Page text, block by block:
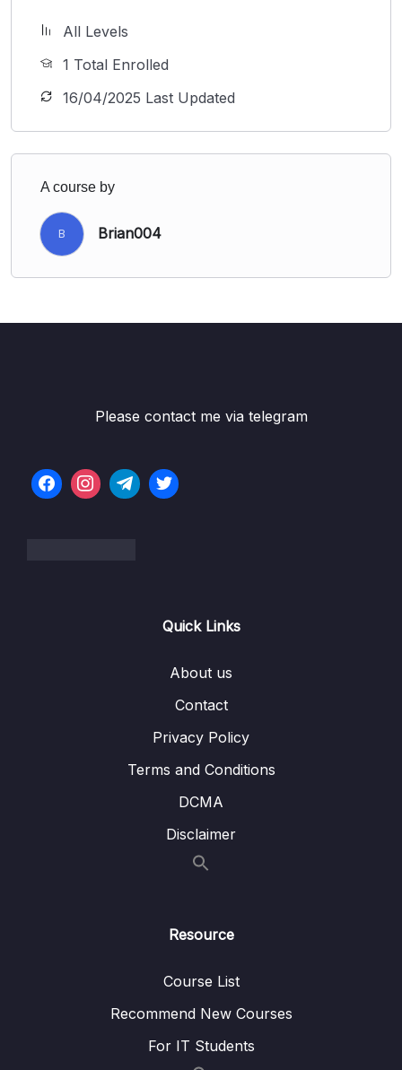
All Levels
1 Total Enrolled
16/04/2025 Last Updated
A course by
B Brian004
Please contact me via telegram
Quick Links
About us
Contact
Privacy Policy
Terms and Conditions
DCMA
Disclaimer
Resource
Course List
Recommend New Courses
For IT Students